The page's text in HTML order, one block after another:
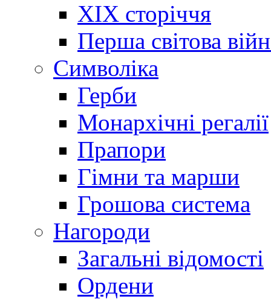
XIX сторіччя
Перша світова
Cимволіка
Герби
Монархічні регалії
Прапори
Гімни та марши
Грошова система
Нагороди
Загальні відомості
Ордени